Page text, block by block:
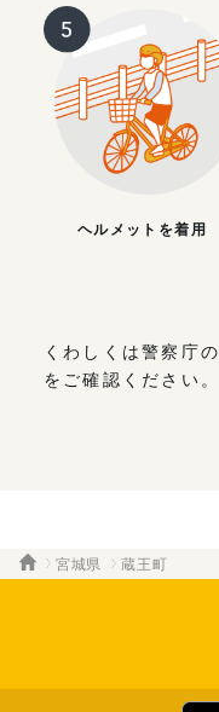
ヘルメットを着用
くわしくは警察庁の
をご確認ください。
宮城県 蔵王町